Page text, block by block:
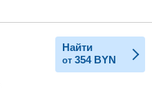
Найти
от 354 BYN